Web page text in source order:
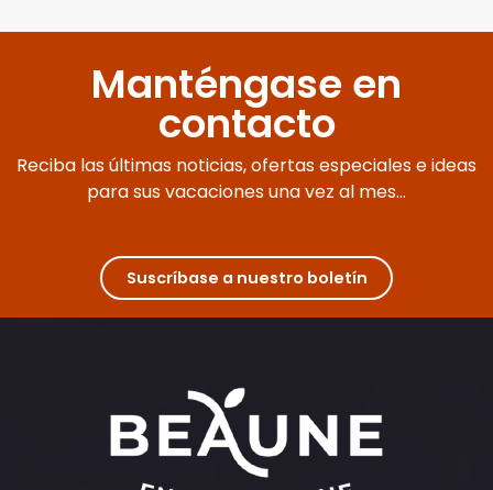
Manténgase en
contacto
Reciba las últimas noticias, ofertas especiales e ideas
para sus vacaciones una vez al mes...
Suscríbase a nuestro boletín